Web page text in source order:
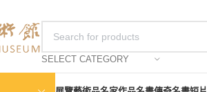
SELECT CATEGORY